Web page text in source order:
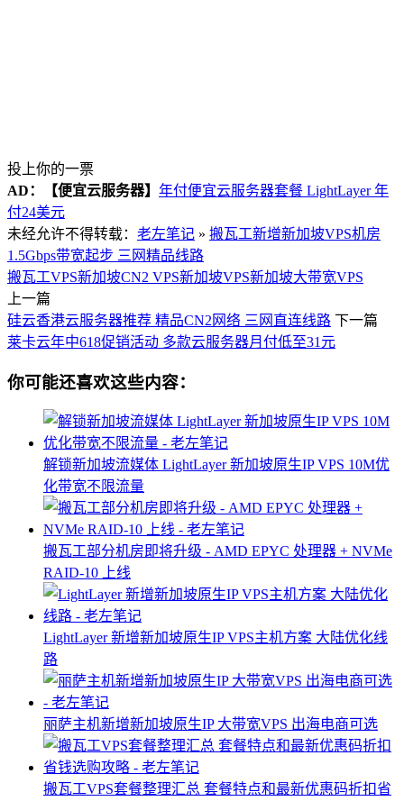
投上你的一票
AD：
【便宜云服务器】 年付便宜云服务器套餐 LightLayer 年
付24美元
未经允许不得转载： 老左笔记 » 搬瓦工新增新加坡VPS机房
1.5Gbps带宽起步 三网精品线路
搬瓦工VPS新加坡CN2 VPS新加坡VPS新加坡大带宽VPS
上一篇
硅云香港云服务器推荐 精品CN2网络 三网直连线路 下一篇
莱卡云年中618促销活动 多款云服务器月付低至31元
你可能还喜欢这些内容：
解锁新加坡流媒体 LightLayer 新加坡原生IP VPS 10M优
化带宽不限流量​
搬瓦工部分机房即将升级 - AMD EPYC 处理器 + NVMe
RAID-10 上线
LightLayer 新增新加坡原生IP VPS主机方案 大陆优化线
路
丽萨主机新增新加坡原生IP 大带宽VPS 出海电商可选
搬瓦工VPS套餐整理汇总 套餐特点和最新优惠码折扣省